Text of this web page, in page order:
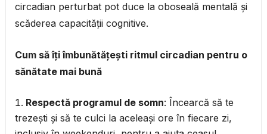
circadian perturbat pot duce la oboseală mentală și
scăderea capacității cognitive.
Cum să îți îmbunătățești ritmul circadian pentru o
sănătate mai bună
Respectă programul de somn: Încearcă să te
trezești și să te culci la aceleași ore în fiecare zi,